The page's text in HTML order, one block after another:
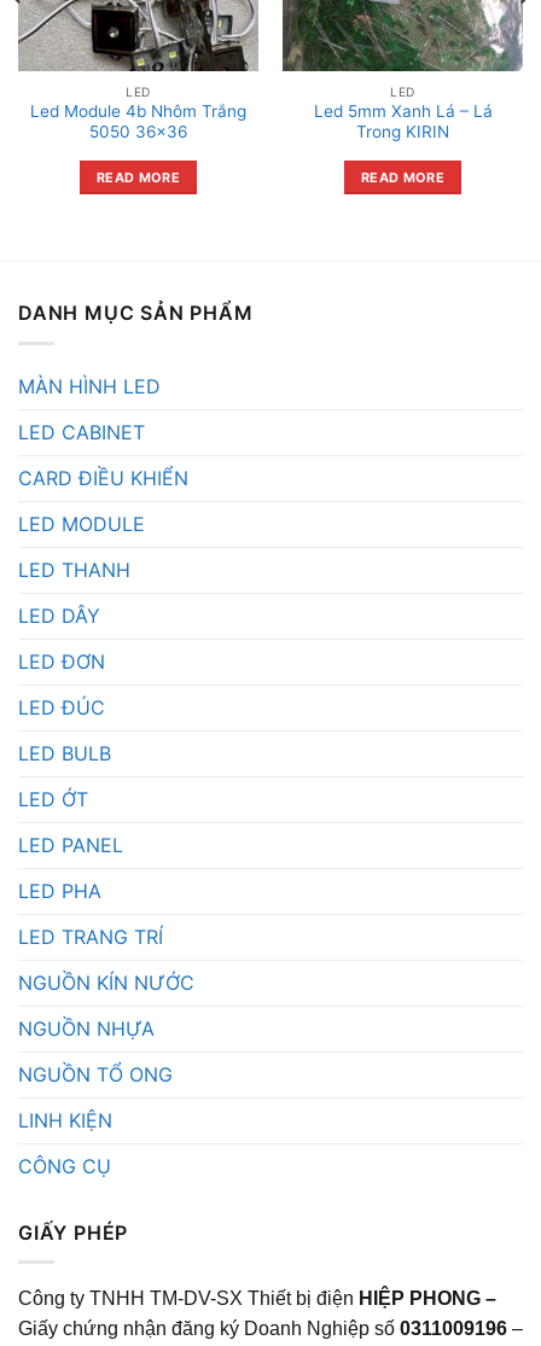
LED
Led Module 4b Nhôm Trắng
5050 36×36
READ MORE
LED
Led 5mm Xanh Lá – Lá
Trong KIRIN
READ MORE
DANH MỤC SẢN PHẨM
MÀN HÌNH LED
LED CABINET
CARD ĐIỀU KHIỂN
LED MODULE
LED THANH
LED DÂY
LED ĐƠN
LED ĐÚC
LED BULB
LED ỚT
LED PANEL
LED PHA
LED TRANG TRÍ
NGUỒN KÍN NƯỚC
NGUỒN NHỰA
NGUỒN TỔ ONG
LINH KIỆN
CÔNG CỤ
GIẤY PHÉP
Công ty TNHH TM-DV-SX Thiết bị điện HIỆP PHONG –
Giấy chứng nhận đăng ký Doanh Nghiệp số 0311009196 –